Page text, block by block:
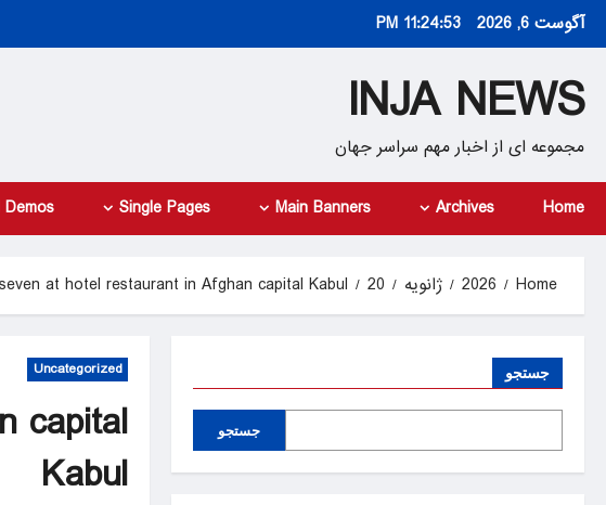
Skipآگوست 6, 2026 11:24:54 PM
INJA NEWS
مجموعه ای از اخبار مهم سراسر جهان
Home
Archives
Main Banners
Single Pages
Demos
Home
2026 ژانویه 20
at hotel restaurant in Afghan capital Kabul
Uncategorized
capital
Kabul
جستجو
جستجو